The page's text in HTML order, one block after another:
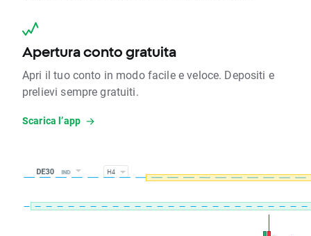
Apertura conto gratuita
Apri il tuo conto in modo facile e veloce. Depositi e
prelievi sempre gratuiti.
Scarica l’app